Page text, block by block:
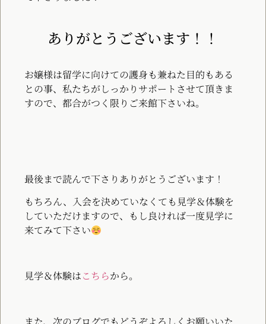
ありがとうございます！！
お嬢様は留学に向けての護身も兼ねた目的もある
との事、私たちがしっかりサポートさせて頂きま
すので、都合がつく限りご来館下さいね。
最後まで読んで下さりありがとうございます！
もちろん、入会を決めていなくても見学＆体験を
していただけますので、もし良ければ一度見学に
来てみて下さい
見学＆体験はこちらから。